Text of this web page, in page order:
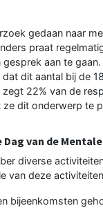
gedaan naar
praat
aan te
dit aantal bij de
22% van de
dit onderwerp te
van de
diverse
van deze
bijeenkomsten